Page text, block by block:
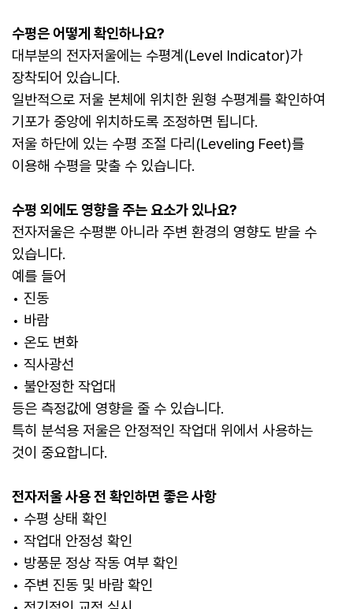
수평은 어떻게 확인하나요?
대부분의 전자저울에는 수평계(Level Indicator)가
장착되어 있습니다.
일반적으로 저울 본체에 위치한 원형 수평계를 확인하여
기포가 중앙에 위치하도록 조정하면 됩니다.
저울 하단에 있는 수평 조절 다리(Leveling Feet)를
이용해 수평을 맞출 수 있습니다.
수평 외에도 영향을 주는 요소가 있나요?
전자저울은 수평뿐 아니라 주변 환경의 영향도 받을 수
있습니다.
예를 들어
• 진동
• 바람
• 온도 변화
• 직사광선
• 불안정한 작업대
등은 측정값에 영향을 줄 수 있습니다.
특히 분석용 저울은 안정적인 작업대 위에서 사용하는
것이 중요합니다.
전자저울 사용 전 확인하면 좋은 사항
• 수평 상태 확인
• 작업대 안정성 확인
• 방풍문 정상 작동 여부 확인
• 주변 진동 및 바람 확인